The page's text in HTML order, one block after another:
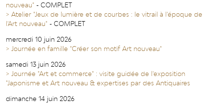
nouveau" - COMPLET
> Atelier "Jeux de lumière et de courbes : le vitrail à l'époque de
l'Art nouveau" - COMPLET
mercredi 10 juin 2026
> Journée en famille "Créer son motif Art nouveau"
samedi 13 juin 2026
> Journée "Art et commerce" : visite guidée de l'exposition
"Japonisme et Art nouveau & expertises par des Antiquaires
dimanche 14 juin 2026